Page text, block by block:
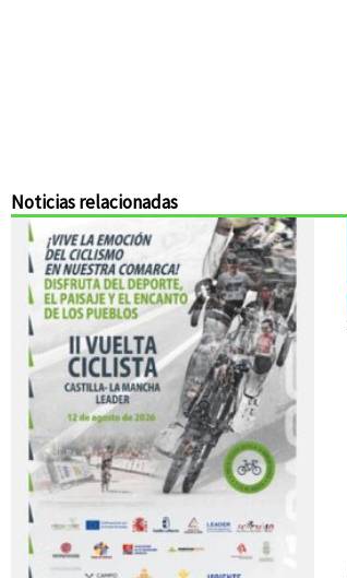
Noticias relacionadas